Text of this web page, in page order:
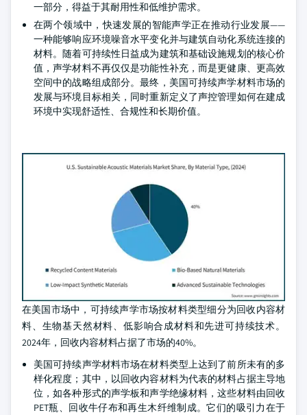
一部分，得益于其耐用性和低维护需求。
在两个领域中，快速发展的智能声学正在推动行业发展——
一种能够响应环境噪音水平变化并与建筑自动化系统连接的
材料。随着可持续性日益成为建筑和基础设施规划的核心价
值，声学材料不再仅仅是功能性补充，而是更健康、更高效
空间中的战略组成部分。最终，美国可持续声学材料市场的
发展与环境目标相关，同时重新定义了声控管理如何在建成
环境中实现舒适性、合规性和长期价值。
在美国市场中，可持续声学市场按材料类型细分为回收内容材
料、生物基天然材料、低影响合成材料和先进可持续技术。
2024年，回收内容材料占据了市场的40%。
美国可持续声学材料市场在材料类型上达到了前所未有的多
样化程度；其中，以回收内容材料为代表的材料占据主导地
位，如各种形式的声学板和声学绝缘材料，这些材料由回收
PET瓶、回收牛仔布和再生木纤维制成。它们的吸引力在于